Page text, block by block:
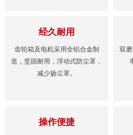
经久耐用
齿轮箱及电机采用全铝合金制
造，坚固耐用，浮动式防尘罩，
减少扬尘罩。
双
操作便捷